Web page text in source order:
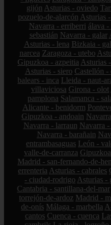
gijón Asturias - oviedo
pozuelo-de-alarcón Asturias
Navarra - erriberri álava -
sebastián Navarra - galar
Asturias - lena Bizkaia -
narcea Zaragoza - utebo
Gipuzkoa - azpeitia Asturias
Asturias - siero Castellón -
balears - inca Lleida - naut-
villaviciosa Girona - olot
pamplona Salamanca -
Alicante - benidorm
Gipuzkoa - andoain
Navarra - larraun Navarra -
Navarra - barañain
entrambasaguas León -
valle-de-carranza
Madrid - san-fernando-de-
errenteria Asturias - cabrales
- ciudad-rodrigo Asturias -
Cantabria - santillana-del-mar
torrejón-de-ardoz Madrid -
de-onís Málaga - marbella
cantos Cuenca - cuenca